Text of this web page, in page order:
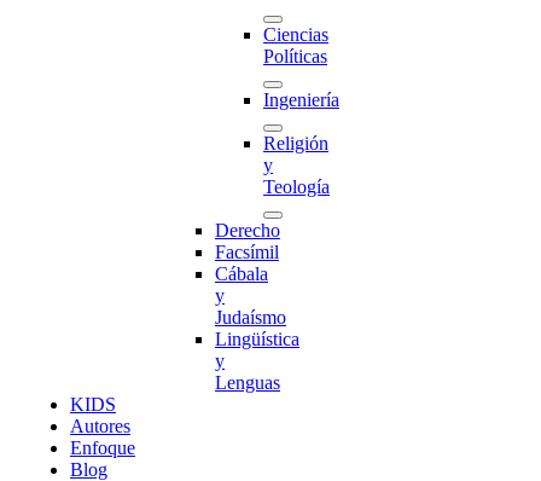
Ciencias
Políticas
Ingeniería
Religión
y
Teología
Derecho
Facsímil
Cábala
y
Judaísmo
Lingüística
y
Lenguas
KIDS
Autores
Enfoque
Blog